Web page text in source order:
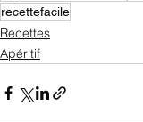
recettefacile
Recettes
Apéritif